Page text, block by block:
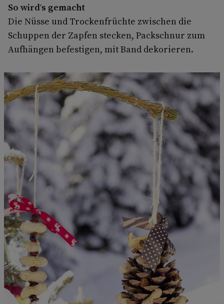
So wird's gemacht
Die Nüsse und Trockenfrüchte zwischen die
Schuppen der Zapfen stecken, Packschnur zum
Aufhängen befestigen, mit Band dekorieren.